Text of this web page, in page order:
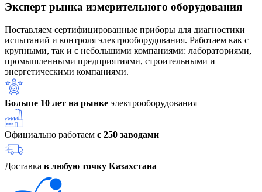
Эксперт рынка измерительного оборудования
Поставляем сертифицированные приборы для диагностики
испытаний и контроля электрооборудования. Работаем как с
крупными, так и с небольшими компаниями: лабораториями,
промышленными предприятиями, строительными и
энергетическими компаниями.
Больше 10 лет на рынке электрооборудования
Официально работаем с 250 заводами
Доставка в любую точку Казахстана